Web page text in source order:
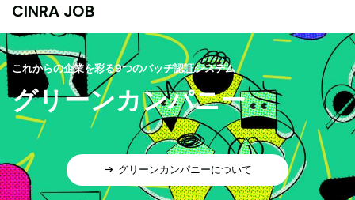
CINRA JOB
これからの企業を彩る9つのバッヂ認証システム
グリーンカンパニー
グリーンカンパニーについて